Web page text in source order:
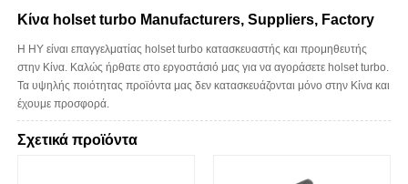
Κίνα holset turbo Manufacturers, Suppliers, Factory
Η HY είναι επαγγελματίας holset turbo κατασκευαστής και προμηθευτής
στην Κίνα. Καλώς ήρθατε στο εργοστάσιό μας για να αγοράσετε holset turbo.
Τα υψηλής ποιότητας προϊόντα μας δεν κατασκευάζονται μόνο στην Κίνα και
έχουμε προσφορά.
Σχετικά προϊόντα